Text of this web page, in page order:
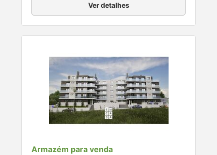
Ver detalhes
Armazém para venda